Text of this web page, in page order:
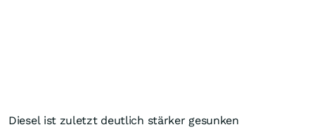
Diesel ist zuletzt deutlich stärker gesunken